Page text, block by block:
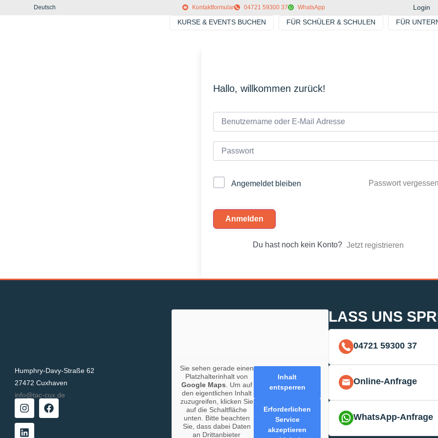
Deutsch Kontaktformular 04721 59300 37 WhatsApp
Login
KURSE & EVENTS BUCHEN
FÜR SCHÜLER & SCHULEN FÜR
Hallo, willkommen zurück!
Angemeldet bleiben Passwort
Anmelden
Du hast noch kein Konto? Jetzt registrieren
Humphry-Davy-Straße 62
27472 Cuxhaven
info@tac-cux.de
Sie sehen gerade einen
Platzhalterinhalt von
Google Maps . Um auf
den eigentlichen Inhalt
zuzugreifen, klicken Sie
auf die Schaltfläche
unten. Bitte beachten
Sie, dass dabei Daten
an Drittanbieter
Inhalt
entsperren
Erforderlichen
Service
akzeptieren
LASS UNS
04721 59300 37
Online-Anfrage
WhatsApp-Anfrage